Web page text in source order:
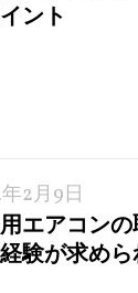
ント
2月9日
エアコン
験が求め